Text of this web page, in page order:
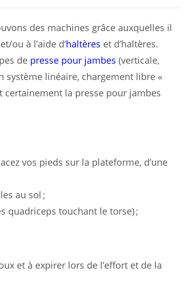
des machines grâce auxquelles il
ou à l’aide d’haltères et d’haltères.
de presse pour jambes (verticale,
système linéaire, chargement libre «
certainement la presse pour jambes
vos pieds sur la plateforme, d’une
au sol ;
quadriceps touchant le torse) ;
et à expirer lors de l’effort et de la